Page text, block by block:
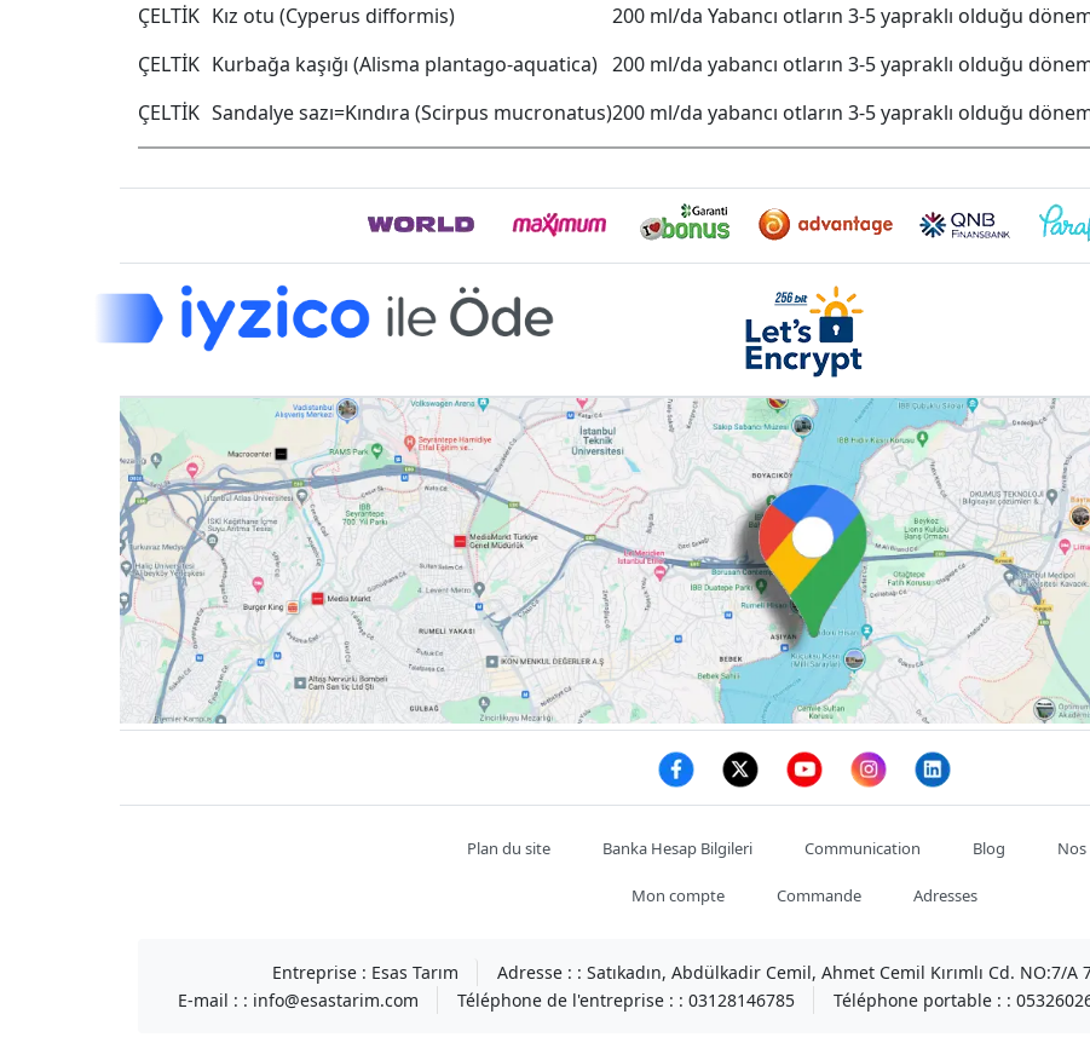
ÇELTİK Kız otu (Cyperus difformis) 200 ml/da Yabancı otların 3-5 yapraklı olduğu
ÇELTİK Kurbağa kaşığı (Alisma plantago-aquatica) 200 ml/da yabancı otların 3-5 yapraklı olduğu
ÇELTİK Sandalye sazı=Kındıra (Scirpus mucronatus)200 ml/da yabancı otların 3-5 yapraklı olduğu
Facebook
twitter
youtube
instagram
linkedin
Plan du site Banka Hesap Bilgileri Communication Blog
Mon compte Commande Adresses
Entreprise : Esas Tarım Adresse : : Satıkadın, Abdülkadir Cemil, Ahmet Cemil Kırımlı Cd. NO:7/
E-mail : : info@esastarim.com Téléphone de l'entreprise : : 03128146785 Téléphone portable : :